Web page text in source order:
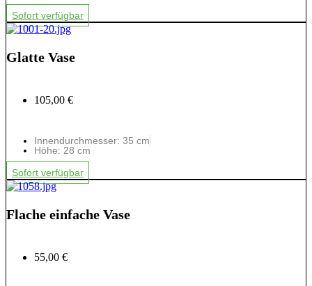
Sofort verfügbar
Glatte Vase
105,00 €
Innendurchmesser: 35 cm
Höhe: 28 cm
Sofort verfügbar
Flache einfache Vase
55,00 €